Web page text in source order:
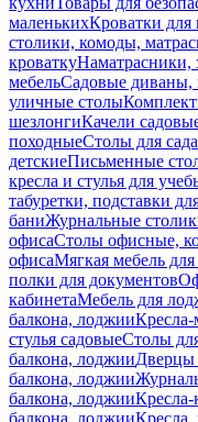
маленькихКроватки
столики, комоды,
кроваткуНаматрасники,
мебельСадовые диваны,
уличные столы
шезлонгиКачели
походныеСтолы для сада
детскиеПисьменные
кресла и стулья для
табуретки, подставки
баниЖурнальные
офисаСтолы офисные,
офисаМягкая мебель
полки для документов
кабинетаМебель для
балкона, лоджии
стулья садовыеСтолы
балкона, лоджии
балкона, лоджии
балкона, лоджииКресла-
балкона, лоджииКресла,